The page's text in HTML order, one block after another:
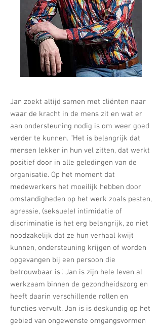
Jan zoekt altijd samen met cliënten naar
waar de kracht in de mens zit en wat er
aan ondersteuning nodig is om weer goed
verder te kunnen. “Het is belangrijk dat
mensen lekker in hun vel zitten, dat werkt
positief door in alle geledingen van de
organisatie. Op het moment dat
medewerkers het moeilijk hebben door
omstandigheden op het werk zoals pesten,
agressie, (seksuele) intimidatie of
discriminatie is het erg belangrijk, zo niet
noodzakelijk dat ze hun verhaal kwijt
kunnen, ondersteuning krijgen of worden
opgevangen bij een persoon die
betrouwbaar is”. Jan is zijn hele leven al
werkzaam binnen de gezondheidszorg en
heeft daarin verschillende rollen en
functies vervult. Jan is is deskundig op het
gebied van ongewenste omgangsvormen